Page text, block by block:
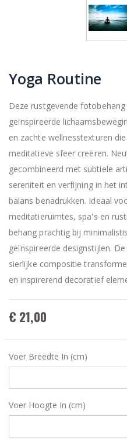
Yoga Routine
Deze rustgevende
geïnspireerde
en zachte wellnesstexturen
meditatieve sfeer creëren.
gecombineerd met subtiele
sereniteit en verfijning in het
balans benadrukken. Ideaal
meditatieruimtes, spa's en
behang prachtig bij
geïnspireerde designstijlen.
sierlijke compositie
en inspirerend decoratief
€ 21,00
Voer Breedte In (cm)
Voer Hoogte In (cm)